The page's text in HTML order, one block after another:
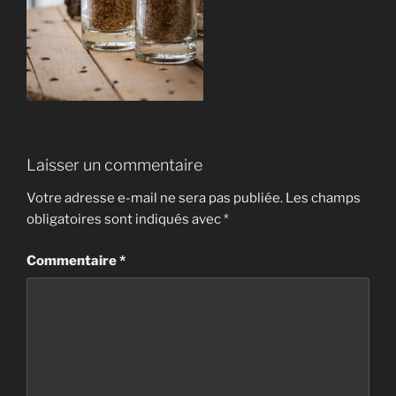
Laisser un commentaire
Votre adresse e-mail ne sera pas publiée. Les champs
obligatoires sont indiqués avec*
Commentaire*